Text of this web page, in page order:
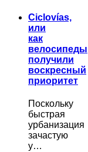
Ciclovías,
или
как
велосипеды
получили
воскресный
приоритет
Поскольку
быстрая
урбанизация
зачастую
у…